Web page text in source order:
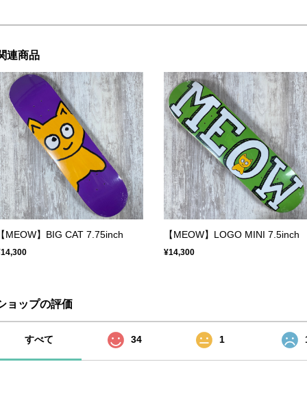
連商品
MEOW】BIG CAT 7.75inch 【MEOW】LOGO MINI 7.5inch
¥14,300
ョップの評価
すべて 34 1